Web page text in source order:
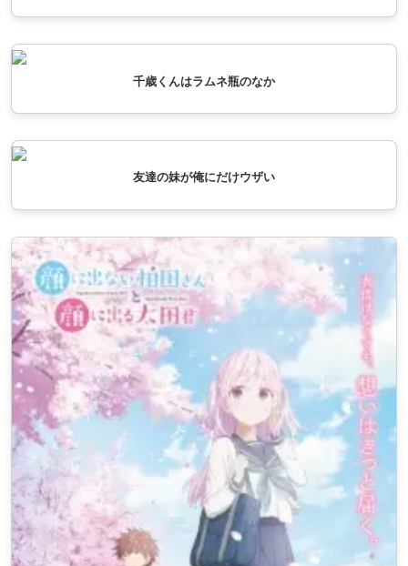
千歳くんはラムネ瓶のなか
友達の妹が俺にだけウザい